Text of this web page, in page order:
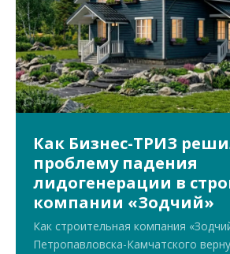
Как Бизнес-ТРИЗ
проблему падения
лидогенерации в
компании «Зодчий»
Как строительная компания
Петропавловска-Камчатского